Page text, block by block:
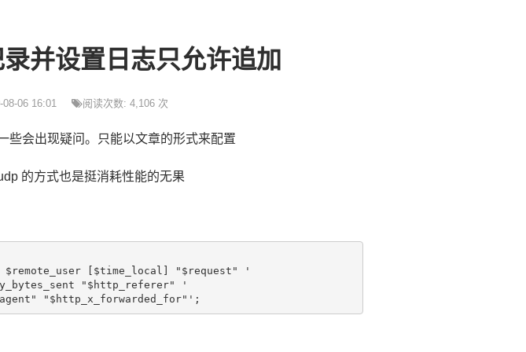
并设置日志只允许追加
08-06 16:01 阅读次数: 4,106 次
些会出现疑问。只能以文章的形式来配置
的方式也是挺消耗性能的无果
[$time_local] "$request" '
"$http_referer" '
"$http_x_forwarded_for"';